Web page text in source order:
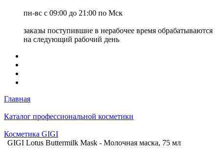
пн-вс с 09:00 до 21:00 по Мск
заказы поступившие в нерабочее время обрабатываются
на следующий рабочий день
Главная
Каталог профессиональной косметики
Косметика GIGI
GIGI Lotus Buttermilk Mask - Молочная маска, 75 мл